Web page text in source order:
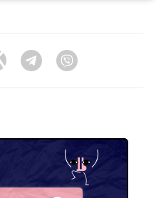
Twitter Telegram